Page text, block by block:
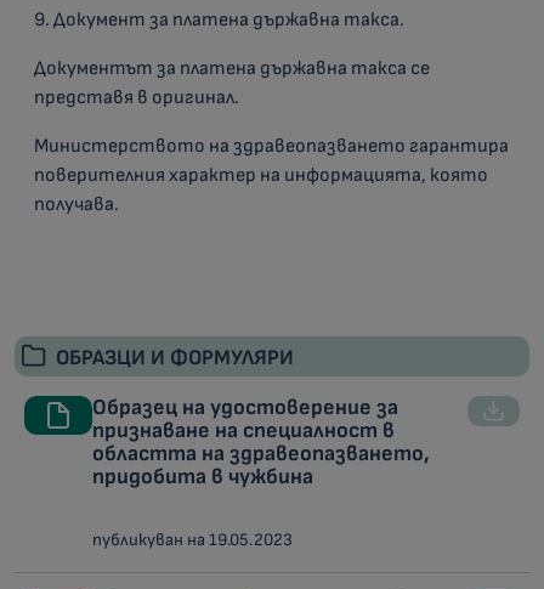
9. Документ за платена държавна такса.
Документът за платена държавна такса се
представя в оригинал.
Министерството на здравеопазването гарантира
поверителния характер на информацията, която
получава.
ОБРАЗЦИ И ФОРМУЛЯРИ
Образец на удостоверение за
признаване на специалност в
областта на здравеопазването,
придобита в чужбина
публикуван на 19.05.2023